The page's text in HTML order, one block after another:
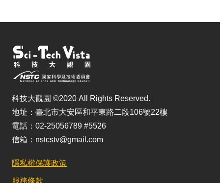
科技大觀園 ©2020 All Rights Reserved.
地址：臺北市大安區和平東路二段106號22樓
電話：02-25056789 #5526
信箱：nstcstv@gmail.com
隱私權保護政策
服務條款